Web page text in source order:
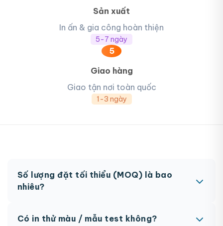
Sản xuất
In ấn & gia công hoàn thiện
5-7 ngày
5
Giao hàng
Giao tận nơi toàn quốc
1-3 ngày
Số lượng đặt tối thiểu (MOQ) là bao
nhiêu?
đặc biệt có thể có MOQ khác nhau.
Có in thử màu / mẫu test không?